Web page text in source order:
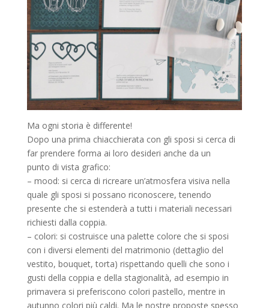
Ma ogni storia è differente!
Dopo una prima chiacchierata con gli sposi si cerca di
far prendere forma ai loro desideri anche da un
punto di vista grafico:
– mood: si cerca di ricreare un’atmosfera visiva nella
quale gli sposi si possano riconoscere, tenendo
presente che si estenderà a tutti i materiali necessari
richiesti dalla coppia.
– colori: si costruisce una palette colore che si sposi
con i diversi elementi del matrimonio (dettaglio del
vestito, bouquet, torta) rispettando quelli che sono i
gusti della coppia e della stagionalità, ad esempio in
primavera si preferiscono colori pastello, mentre in
autunno colori più caldi. Ma le nostre proposte spesso